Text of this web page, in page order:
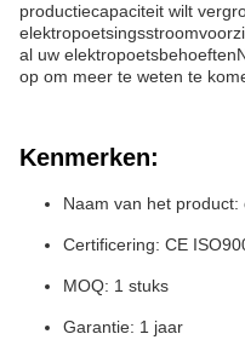
productiecapaciteit wilt
al uw
op om meer te weten te
Kenmerken:
Naam van het
Certificering: CE
MOQ: 1 stuks
Garantie: 1 jaar